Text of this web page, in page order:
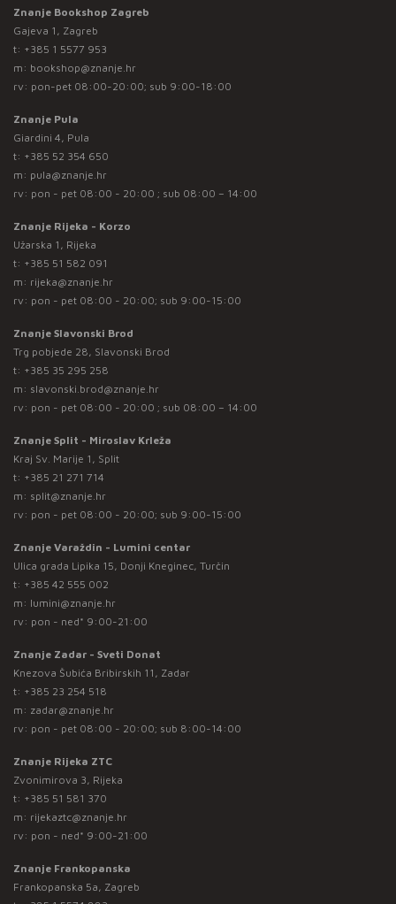
Znanje Bookshop Zagreb
Gajeva 1, Zagreb
t: +385 1 5577 953
m: bookshop@znanje.hr
rv: pon-pet 08:00-20:00; sub 9:00-18:00
Znanje Pula
Giardini 4, Pula
t: +385 52 354 650
m: pula@znanje.hr
rv: pon - pet 08:00 - 20:00 ; sub 08:00 – 14:00
Znanje Rijeka - Korzo
Užarska 1, Rijeka
t: +385 51 582 091
m: rijeka@znanje.hr
rv: pon - pet 08:00 - 20:00; sub 9:00-15:00
Znanje Slavonski Brod
Trg pobjede 28, Slavonski Brod
t: +385 35 295 258
m: slavonski.brod@znanje.hr
rv: pon - pet 08:00 - 20:00 ; sub 08:00 – 14:00
Znanje Split - Miroslav Krleža
Kraj Sv. Marije 1, Split
t: +385 21 271 714
m: split@znanje.hr
rv: pon - pet 08:00 - 20:00; sub 9:00-15:00
Znanje Varaždin - Lumini centar
Ulica grada Lipika 15, Donji Kneginec, Turčin
t: +385 42 555 002
m: lumini@znanje.hr
rv: pon - ned* 9:00-21:00
Znanje Zadar - Sveti Donat
Knezova Šubića Bribirskih 11, Zadar
t: +385 23 254 518
m: zadar@znanje.hr
rv: pon - pet 08:00 - 20:00; sub 8:00-14:00
Znanje Rijeka ZTC
Zvonimirova 3, Rijeka
t: +385 51 581 370
m: rijekaztc@znanje.hr
rv: pon - ned* 9:00-21:00
Znanje Frankopanska
Frankopanska 5a, Zagreb